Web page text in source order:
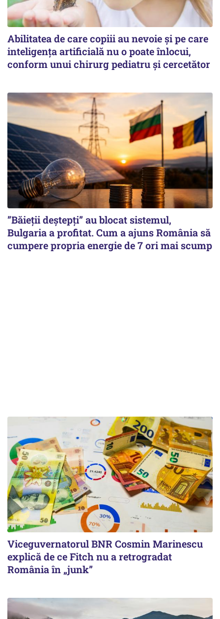
Abilitatea de care copiii au nevoie și pe care
inteligența artificială nu o poate înlocui,
conform unui chirurg pediatru și cercetător
”Băieții deștepți” au blocat sistemul,
Bulgaria a profitat. Cum a ajuns România să
cumpere propria energie de 7 ori mai scump
Viceguvernatorul BNR Cosmin Marinescu
explică de ce Fitch nu a retrogradat
România în „junk”